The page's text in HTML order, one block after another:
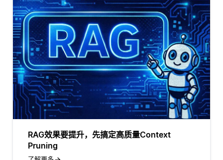
RAG效果要提升，先搞定高质量Context
Pruning